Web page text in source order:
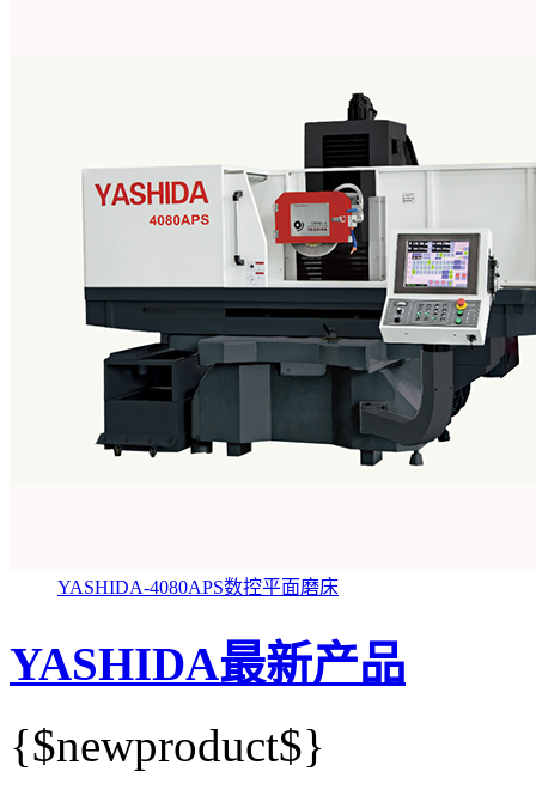
YASHIDA-4080APS数控平面磨床
YASHIDA最新产品
{$newproduct$}